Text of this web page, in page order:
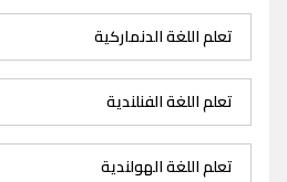
تعلم اللغة الدنماركية
تعلم اللغة الفنلندية
تعلم اللغة الهولندية